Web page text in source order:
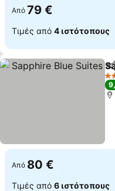
Από 79 €
Τιμές από 4 ιστότοπους
4
Από 80 €
Τιμές από 6 ιστότοπους